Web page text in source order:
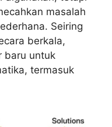
masalah
Seiring
berkala,
baru untuk
termasuk